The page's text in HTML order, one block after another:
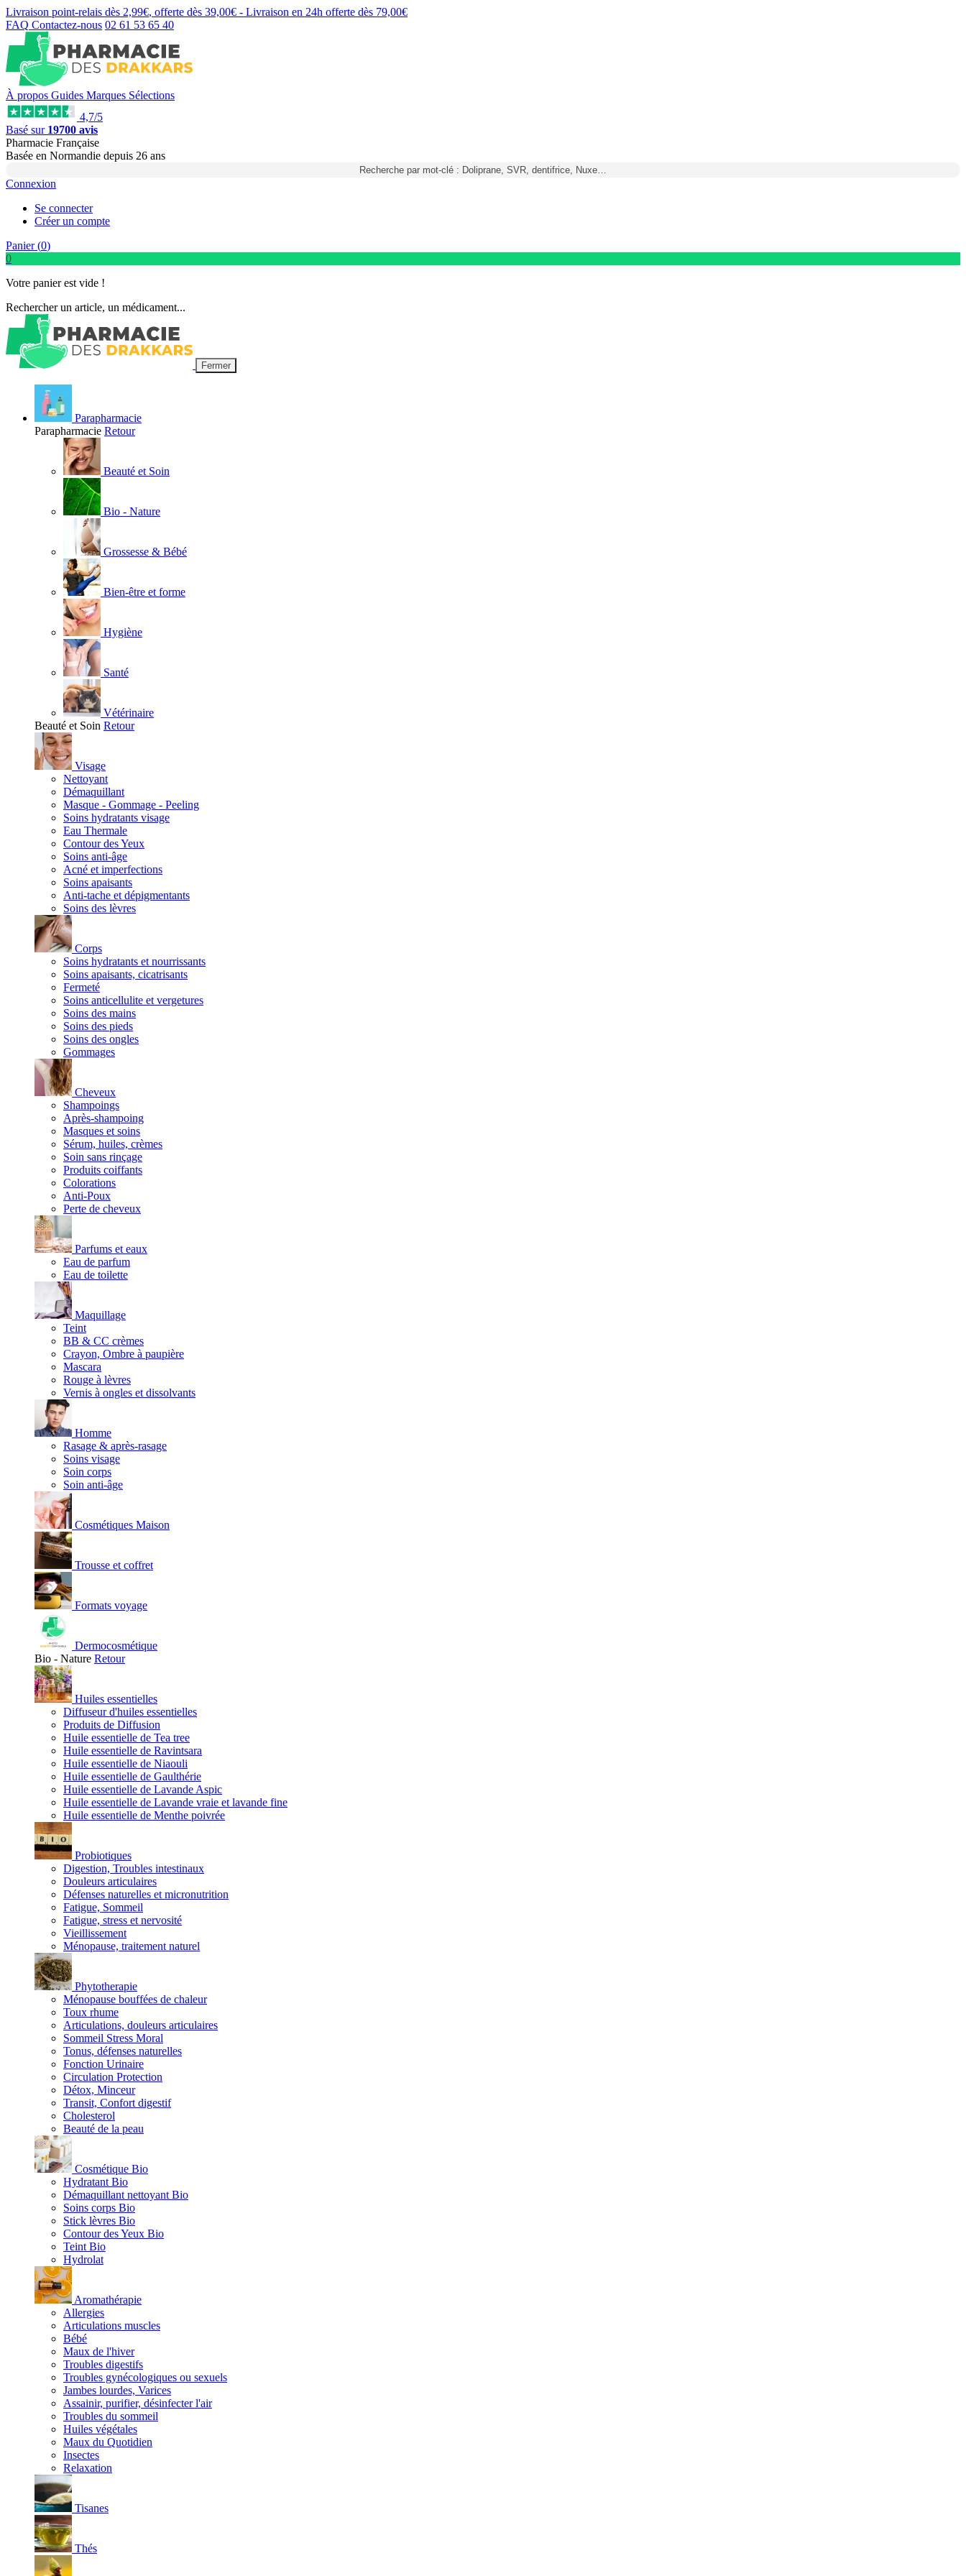
Livraison point-relais dès 2,99€, offerte dès 39,00€ - Livraison en 24h offerte dès 79,00€
FAQ Contactez-nous 02 61 53 65 40
À propos Guides Marques Sélections
4,7/5
Basé sur 19700 avis
Pharmacie Française
Basée en Normandie depuis 26 ans
Recherche par mot-clé : Doliprane, SVR, dentifrice, Nuxe…
Connexion
Se connecter
Créer un compte
Panier (0)
0
Votre panier est vide !
Rechercher un article, un médicament...
Fermer
Parapharmacie
Parapharmacie Retour
Beauté et Soin
Bio - Nature
Grossesse & Bébé
Bien-être et forme
Hygiène
Santé
Vétérinaire
Beauté et Soin Retour
Visage
Nettoyant
Démaquillant
Masque - Gommage - Peeling
Soins hydratants visage
Eau Thermale
Contour des Yeux
Soins anti-âge
Acné et imperfections
Soins apaisants
Anti-tache et dépigmentants
Soins des lèvres
Corps
Soins hydratants et nourrissants
Soins apaisants, cicatrisants
Fermeté
Soins anticellulite et vergetures
Soins des mains
Soins des pieds
Soins des ongles
Gommages
Cheveux
Shampoings
Après-shampoing
Masques et soins
Sérum, huiles, crèmes
Soin sans rinçage
Produits coiffants
Colorations
Anti-Poux
Perte de cheveux
Parfums et eaux
Eau de parfum
Eau de toilette
Maquillage
Teint
BB & CC crèmes
Crayon, Ombre à paupière
Mascara
Rouge à lèvres
Vernis à ongles et dissolvants
Homme
Rasage & après-rasage
Soins visage
Soin corps
Soin anti-âge
Cosmétiques Maison
Trousse et coffret
Formats voyage
Dermocosmétique
Bio - Nature Retour
Huiles essentielles
Diffuseur d'huiles essentielles
Produits de Diffusion
Huile essentielle de Tea tree
Huile essentielle de Ravintsara
Huile essentielle de Niaouli
Huile essentielle de Gaulthérie
Huile essentielle de Lavande Aspic
Huile essentielle de Lavande vraie et lavande fine
Huile essentielle de Menthe poivrée
Probiotiques
Digestion, Troubles intestinaux
Douleurs articulaires
Défenses naturelles et micronutrition
Fatigue, Sommeil
Fatigue, stress et nervosité
Vieillissement
Ménopause, traitement naturel
Phytotherapie
Ménopause bouffées de chaleur
Toux rhume
Articulations, douleurs articulaires
Sommeil Stress Moral
Tonus, défenses naturelles
Fonction Urinaire
Circulation Protection
Détox, Minceur
Transit, Confort digestif
Cholesterol
Beauté de la peau
Cosmétique Bio
Hydratant Bio
Démaquillant nettoyant Bio
Soins corps Bio
Stick lèvres Bio
Contour des Yeux Bio
Teint Bio
Hydrolat
Aromathérapie
Allergies
Articulations muscles
Bébé
Maux de l'hiver
Troubles digestifs
Troubles gynécologiques ou sexuels
Jambes lourdes, Varices
Assainir, purifier, désinfecter l'air
Troubles du sommeil
Huiles végétales
Maux du Quotidien
Insectes
Relaxation
Tisanes
Thés